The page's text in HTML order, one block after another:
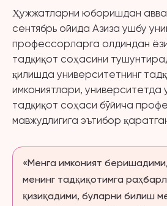
Ҳужжатларни юборишдан
сентябрь ойида Азиза ушбу
профессорларга олдиндан
тадқиқот соҳасини
қилишда университетнинг
имкониятлари, университетда
тадқиқот соҳаси бўйича
мавжудлигига эътибор
«Менга имконият
менинг тадқиқотимга
қизиқадими, буларни билиш